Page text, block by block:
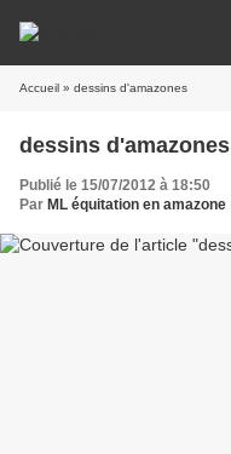
Accueil » dessins d'amazones
dessins d'amazones
Publié le 15/07/2012 à 18:50
Par ML équitation en amazone